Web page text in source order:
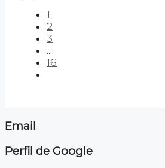
1
2
3
...
16
Email
Perfil de Google